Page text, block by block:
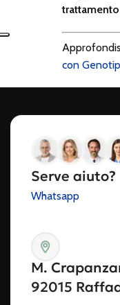
con
Serve aiuto?
Whatsapp
M.
92015